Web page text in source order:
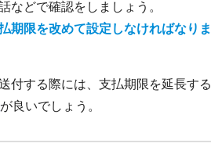
などで確認をしましょう。
期限を改めて設定しなければなり
付する際には、支払期限を延長す
が良いでしょう。